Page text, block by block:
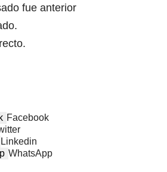
fue anterior
Facebook
Linkedin
WhatsApp